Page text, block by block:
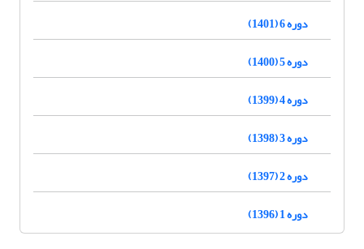
دوره 6 (1401)
دوره 5 (1400)
دوره 4 (1399)
دوره 3 (1398)
دوره 2 (1397)
دوره 1 (1396)